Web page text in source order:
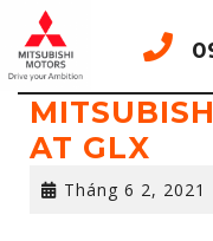
Skip
to
content
AT GLX
Tháng 6 2, 2021